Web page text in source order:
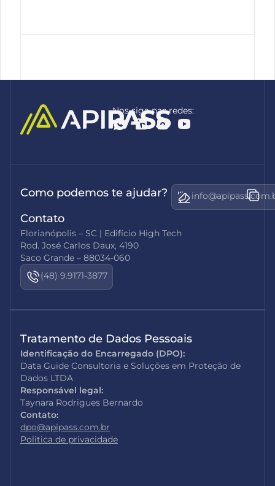
Nos siga nas redes:
Como podemos te ajudar?
Contato
Florianópolis – SC | Edifício High Tech
Rod. José Carlos Daux, 4190
Saco Grande – 88034-060
(48) 9.9171-3877
Tratamento de Dados Pessoais
Identificação do Encarregado (DPO):
Data Guide Consultoria e Soluções em Proteção de
Dados LTDA
Responsável legal:
Taynara Rodrigues Bernardo
Contato:
dpo@apipass.com.br
Politica de privacidade